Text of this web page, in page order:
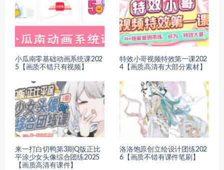
小瓜南零基础动画系统课202
5【画质不错只有视频】
特效小哥视频特效第一课202
4【画质高清有大部分素材】
来一打白切鸭第3期Q版正比
平涂少女头像综合团练2025
【画质高清有课件】
洛洛饱原创立绘设计团练202
6【画质不错有课件笔刷】